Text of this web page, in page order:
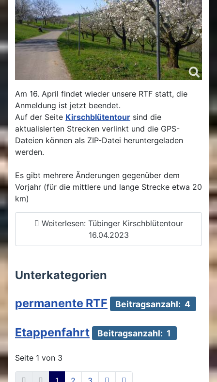
Am 16. April findet wieder unsere RTF statt, die
Anmeldung ist jetzt beendet.
Auf der Seite Kirschblütentour sind die
aktualisierten Strecken verlinkt und die GPS-
Dateien können als ZIP-Datei heruntergeladen
werden.
Es gibt mehrere Änderungen gegenüber dem
Vorjahr (für die mittlere und lange Strecke etwa 20
km)
Weiterlesen: Tübinger Kirschblütentour
16.04.2023
Unterkategorien
permanente RTF
Beitragsanzahl: 4
Etappenfahrt Beitragsanzahl: 1
Seite 1 von 3